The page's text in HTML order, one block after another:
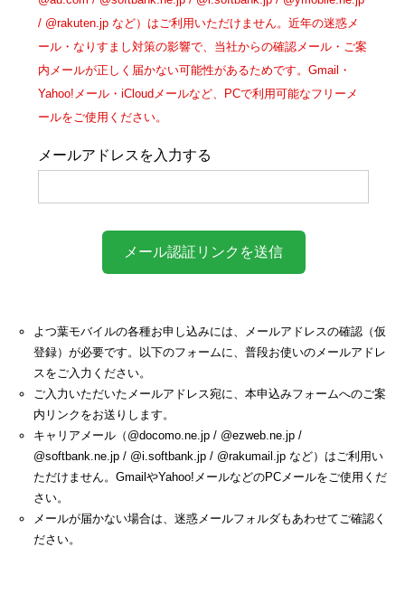
/ @rakuten.jp など）はご利用いただけません。近年の迷惑メ
ール・なりすまし対策の影響で、当社からの確認メール・ご案
内メールが正しく届かない可能性があるためです。Gmail・
Yahoo!メール・iCloudメールなど、PCで利用可能なフリーメ
ールをご使用ください。
メールアドレスを入力する
よつ葉モバイルの各種お申し込みには、メールアドレスの確認（仮
登録）が必要です。以下のフォームに、普段お使いのメールアドレ
スをご入力ください。
ご入力いただいたメールアドレス宛に、本申込みフォームへのご案
内リンクをお送りします。
キャリアメール（@docomo.ne.jp / @ezweb.ne.jp /
@softbank.ne.jp / @i.softbank.jp / @rakumail.jp など）はご利用い
ただけません。GmailやYahoo!メールなどのPCメールをご使用くだ
さい。
メールが届かない場合は、迷惑メールフォルダもあわせてご確認く
ださい。